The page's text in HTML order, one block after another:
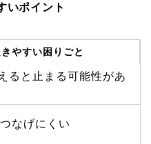
いポイント
やすい困りごと
ると止まる可能性があ
なげにくい